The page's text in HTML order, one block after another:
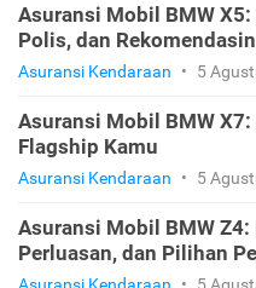
Asuransi Mobil BMW
Polis, dan
Asuransi Kendaraan • 5
Asuransi Mobil BMW
Flagship Kamu
Asuransi Kendaraan • 5
Asuransi Mobil BMW
Perluasan, dan Pilihan
Asuransi Kendaraan • 5